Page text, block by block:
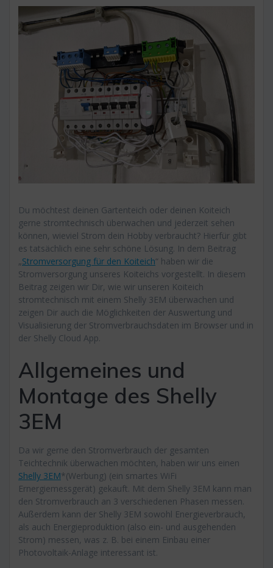
Du möchtest deinen Gartenteich oder deinen Koiteich
gerne stromtechnisch überwachen und jederzeit sehen
können, wieviel Strom dein Hobby verbraucht? Hierfür gibt
es tatsächlich eine sehr schöne Lösung. In dem Beitrag
„Stromversorgung für den Koiteich“ haben wir die
Stromversorgung unseres Koiteichs vorgestellt. In diesem
Beitrag zeigen wir Dir, wie wir unseren Koiteich
stromtechnisch mit einem Shelly 3EM überwachen und
zeigen Dir auch die Möglichkeiten der Auswertung und
Visualisierung der Stromverbrauchsdaten im Browser und in
der Shelly Cloud App.
Allgemeines und
Montage des Shelly
3EM
Da wir gerne den Stromverbrauch der gesamten
Teichtechnik überwachen möchten, haben wir uns einen
Shelly 3EM*(Werbung) (ein smartes WiFi
Ernergiemessgerät) gekauft. Mit dem Shelly 3EM kann man
den Stromverbrauch an 3 verschiedenen Phasen messen.
Außerdem kann der Shelly 3EM sowohl Energieverbrauch,
als auch Energieproduktion (also ein- und ausgehenden
Strom) messen, was z. B. bei einem Einbau einer
Photovoltaik-Anlage interessant ist.